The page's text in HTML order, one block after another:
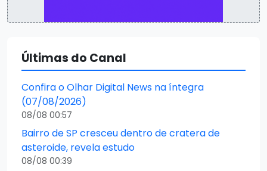
Últimas do Canal
Confira o Olhar Digital News na íntegra
(07/08/2026)
08/08 00:57
Bairro de SP cresceu dentro de cratera de
asteroide, revela estudo
08/08 00:39